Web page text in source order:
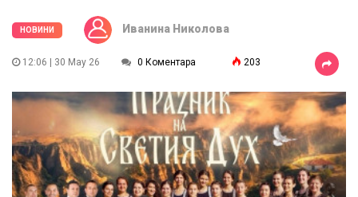
НОВИНИ Иванина Николова
12:06 | 30 May 26 0 Коментара 203